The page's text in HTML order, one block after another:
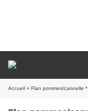
Accueil » Flan pommes/cannelle *